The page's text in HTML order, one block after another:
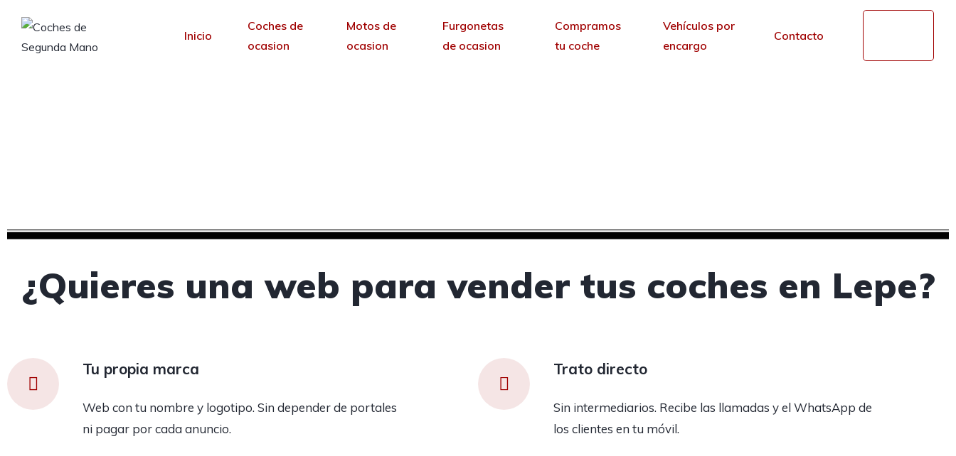
Inicio
Coches de
ocasion
Motos de
ocasion
Furgonetas
de ocasion
Compramos
tu coche
Vehículos por
encargo
Contacto
¿Quieres una web para vender tus coches en Lepe?
Tu propia marca
Web con tu nombre y logotipo. Sin depender de portales
ni pagar por cada anuncio.
Trato directo
Sin intermediarios. Recibe las llamadas y el WhatsApp de
los clientes en tu móvil.